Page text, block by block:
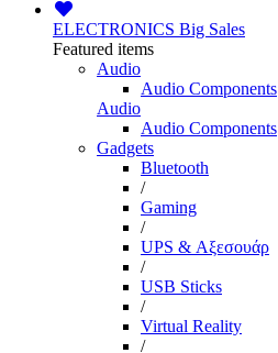
ELECTRONICS Big Sales
Featured items
Audio
Audio Components
Audio
Audio Components
Gadgets
Bluetooth
/
Gaming
/
UPS & Αξεσουάρ
/
USB Sticks
/
Virtual Reality
/